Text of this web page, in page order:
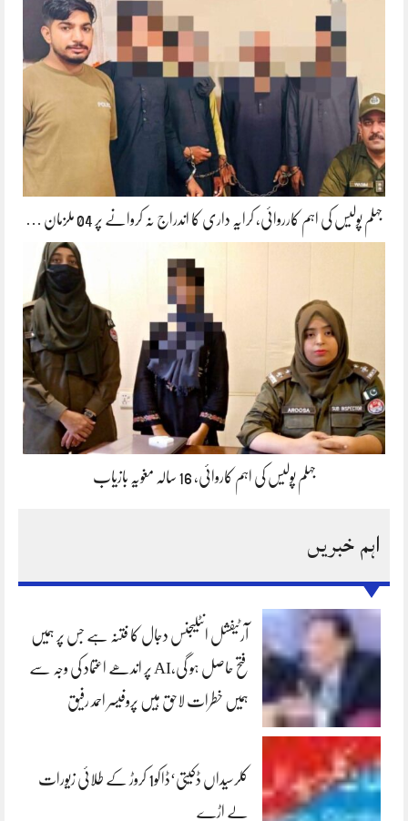
جہلم پولیس کی اہم کارروائی، کرایہ داری کا اندراج نہ کروانے پر 04 ملزمان …
جہلم پولیس کی اہم کاروائی، 16 سالہ مغویہ بازیاب
اہم خبریں
آرٹیفشل انٹلیجنس دجال کا فتنہ ہے جس پر ہمیں
فتح حاصل ہو گی،AI پر اندھے اعتماد کی وجہ سے
ہمیں خطرات لاحق ہیں پروفیسر احمد رفیق
کلرسیداں ڈکیتی‘ڈاکو1 کروڑ کے طلائی زیورات
لے اڑے